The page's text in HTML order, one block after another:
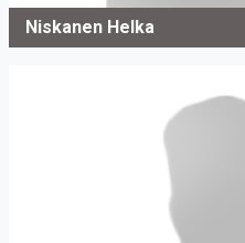
Niskanen Helka